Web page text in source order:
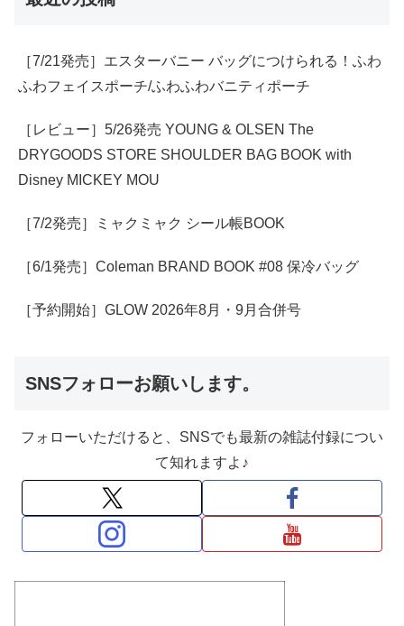
［7/21発売］エスターバニー バッグにつけられる！ふわ
ふわフェイスポーチ/ふわふわバニティポーチ
［レビュー］5/26発売 YOUNG & OLSEN The
DRYGOODS STORE SHOULDER BAG BOOK with
Disney MICKEY MOU
［7/2発売］ミャクミャク シール帳BOOK
［6/1発売］Coleman BRAND BOOK #08 保冷バッグ
［予約開始］GLOW 2026年8月・9月合併号
SNSフォローお願いします。
フォローいただけると、SNSでも最新の雑誌付録につい
て知れますよ♪